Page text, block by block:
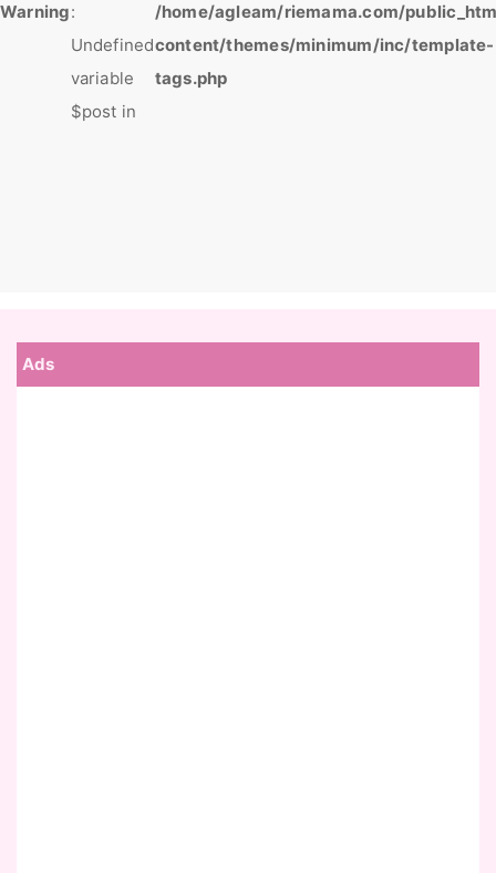
Warning:
Undefined
variable
$post in
/home/agleam/riemama.com/
content/themes/minimum/inc/template-
tags.php
Ads